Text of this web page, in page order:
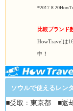
比較ブランド
HowTravelは16ブラン
中！
ソウルで使えるレン
■受取：東京都 ■返